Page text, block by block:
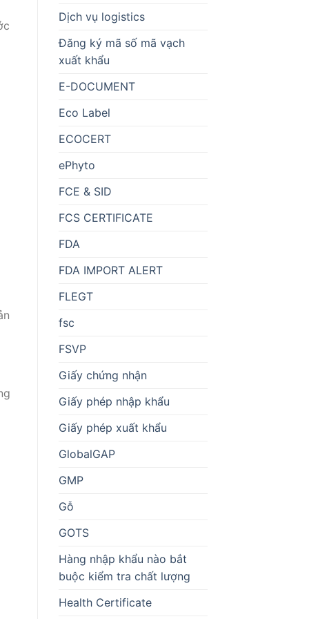
Dịch vụ logistics
Đăng ký mã số mã vạch
xuất khẩu
E-DOCUMENT
Eco Label
ECOCERT
ePhyto
FCE & SID
FCS CERTIFICATE
FDA
FDA IMPORT ALERT
FLEGT
fsc
FSVP
Giấy chứng nhận
Giấy phép nhập khẩu
Giấy phép xuất khẩu
GlobalGAP
GMP
Gỗ
GOTS
Hàng nhập khẩu nào bắt
buộc kiểm tra chất lượng
Health Certificate